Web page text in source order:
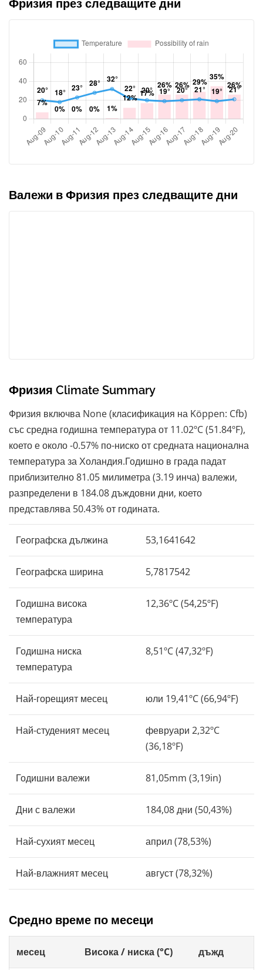
Фризия през следващите дни
Валежи в Фризия през следващите дни
Фризия Climate Summary
Фризия включва None (класификация на Köppen: Cfb)
със средна годишна температура от 11.02ºC (51.84ºF),
което е около -0.57% по-ниско от средната национална
температура за Холандия.Годишно в града падат
приблизително 81.05 милиметра (3.19 инча) валежи,
разпределени в 184.08 дъждовни дни, което
представлява 50.43% от годината.
Географска дължина 53,1641642
Географска ширина 5,7817542
Годишна висока
температура
12,36ºC (54,25ºF)
Годишна ниска
температура
8,51ºC (47,32ºF)
Най-горещият месец юли 19,41ºC (66,94ºF)
Най-студеният месец
февруари 2,32ºC
(36,18ºF)
Годишни валежи 81,05mm (3,19in)
Дни с валежи 184,08 дни (50,43%)
Най-сухият месец април (78,53%)
Най-влажният месец август (78,32%)
Средно време по месеци
месец Висока / ниска (°C) дъжд